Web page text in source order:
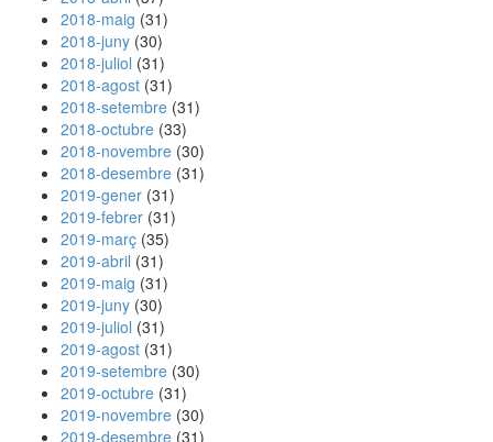
2018-maig (31)
2018-juny (30)
2018-juliol (31)
2018-agost (31)
2018-setembre (31)
2018-octubre (33)
2018-novembre (30)
2018-desembre (31)
2019-gener (31)
2019-febrer (31)
2019-març (35)
2019-abril (31)
2019-maig (31)
2019-juny (30)
2019-juliol (31)
2019-agost (31)
2019-setembre (30)
2019-octubre (31)
2019-novembre (30)
2019-desembre (31)